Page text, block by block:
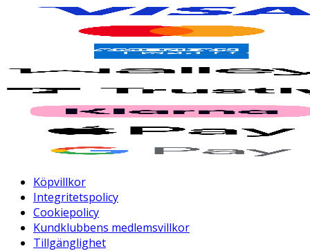
Köpvillkor
Integritetspolicy
Cookiepolicy
Kundklubbens medlemsvillkor
Tillgänglighet